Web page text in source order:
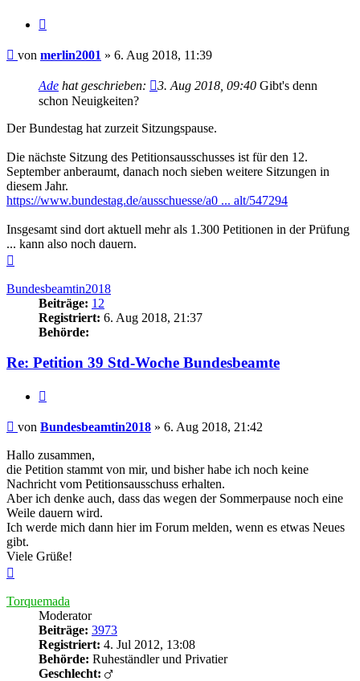
Beitrag
von merlin2001 » 6. Aug 2018, 11:39
Ade hat geschrieben: 3. Aug 2018, 09:40 Gibt's denn
schon Neuigkeiten?
Der Bundestag hat zurzeit Sitzungspause.
Die nächste Sitzung des Petitionsausschusses ist für den 12.
September anberaumt, danach noch sieben weitere Sitzungen in
diesem Jahr.
https://www.bundestag.de/ausschuesse/a0 ... alt/547294
Insgesamt sind dort aktuell mehr als 1.300 Petitionen in der Prüfung
... kann also noch dauern.
Bundesbeamtin2018
Beiträge: 12
Registriert: 6. Aug 2018, 21:37
Behörde:
Re: Petition 39 Std-Woche Bundesbeamte
Beitrag
von Bundesbeamtin2018 » 6. Aug 2018, 21:42
Hallo zusammen,
die Petition stammt von mir, und bisher habe ich noch keine
Nachricht vom Petitionsausschuss erhalten.
Aber ich denke auch, dass das wegen der Sommerpause noch eine
Weile dauern wird.
Ich werde mich dann hier im Forum melden, wenn es etwas Neues
gibt.
Viele Grüße!
Torquemada
Moderator
Beiträge: 3973
Registriert: 4. Jul 2012, 13:08
Behörde: Ruheständler und Privatier
Geschlecht: